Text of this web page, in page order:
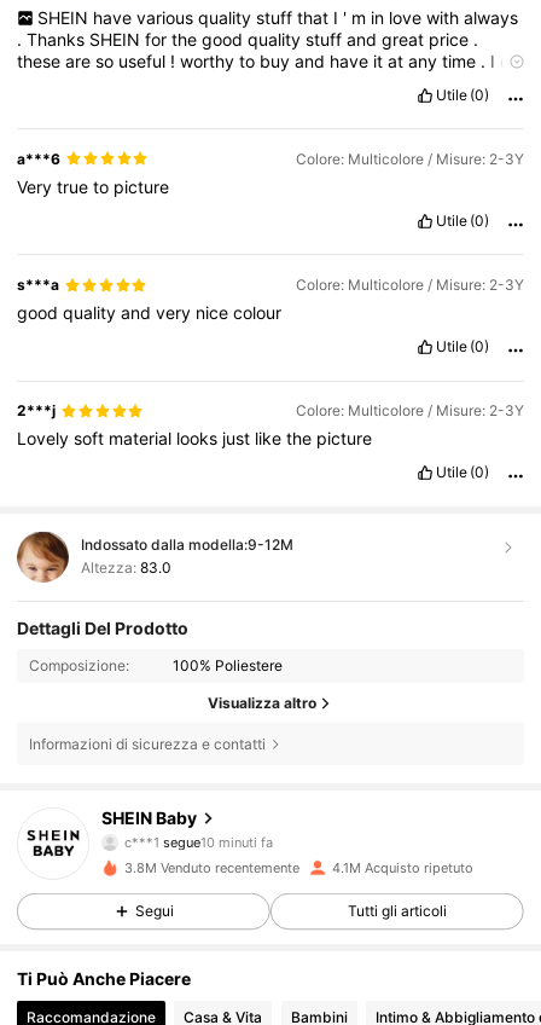
SHEIN have various quality stuff that I ' m in love with always
.Thanks SHEINforthegoodqualitystuffandgreat price .
theseareso useful !worthyto buyand have itatanytime . I do
👍👍👍👍👍👍👍👍👍👍👍👍👍👍👍👍👍👍
👍👍👍👍👍👍👍👍👍👍👍👍👍👍👍👍👍👍👍👍👍👍👍👍👍👍👍👍👍
👍👍👍👍👍👍👍👍👍👍👍👍👍👍👍👍👍👍👍👍👍👍👍👍👍👍👍👍👍
👍👍👍👍👍👍👍👍👍👍👍👍👍👍👍👍👍👍👍👍👍👍👍👍👍👍👍👍👍
👍👍👍👍👍👍👍👍👍👍👍👍👍👍👍👍👍👍👍👍👍👍👍👍👍👍👍👍👍
Utile (0)
a***6 Colore: Multicolore / Misure: 2-3Y
Verytrueto picture
Utile (0)
s***a Colore: Multicolore / Misure: 2-3Y
goodqualityandvery nicecolour
Utile (0)
2***j Colore: Multicolore / Misure: 2-3Y
Lovelysoft material looks just likethe picture
Utile (0)
Indossato dalla modella:9-12M
Altezza: 83.0
Dettagli Del Prodotto
Composizione: 100% Poliestere
Visualizza altro
Informazioni di sicurezza e contatti
SHEIN Baby
b***d sta navigando
4.92
743K Follower
3.8M Venduto recentemente 4.1M Acquisto ripetuto
Segui Tutti gli articoli
Ti Può Anche Piacere
Raccomandazione Casa & Vita Bambini Intimo & Abbigliamento